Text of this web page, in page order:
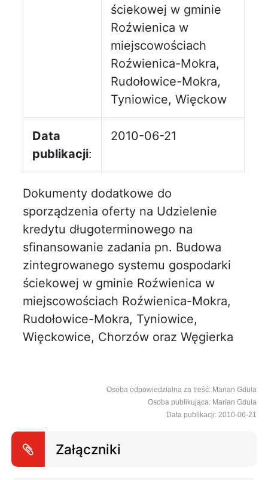
ściekowej w gminie
Roźwienica w
miejscowościach
Roźwienica-Mokra,
Rudołowice-Mokra,
Tyniowice, Więckow
Data
publikacji:
2010-06-21
Dokumenty dodatkowe do
sporządzenia oferty na Udzielenie
kredytu długoterminowego na
sfinansowanie zadania pn. Budowa
zintegrowanego systemu gospodarki
ściekowej w gminie Roźwienica w
miejscowościach Roźwienica-Mokra,
Rudołowice-Mokra, Tyniowice,
Więckowice, Chorzów oraz Węgierka
Osoba odpowiedzialna za treść: Marian Gdula
Osoba publikująca: Marian Gdula
Data publikacji: 2010-06-21
Załączniki